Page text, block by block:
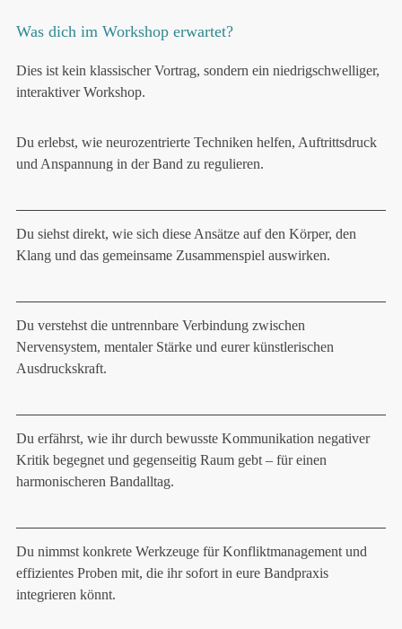
Was dich im Workshop erwartet?
Dies ist kein klassischer Vortrag, sondern ein niedrigschwelliger,
interaktiver Workshop.
Du erlebst, wie neurozentrierte Techniken helfen, Auftrittsdruck
und Anspannung in der Band zu regulieren.
Du siehst direkt, wie sich diese Ansätze auf den Körper, den
Klang und das gemeinsame Zusammenspiel auswirken.
Du verstehst die untrennbare Verbindung zwischen
Nervensystem, mentaler Stärke und eurer künstlerischen
Ausdruckskraft.
Du erfährst, wie ihr durch bewusste Kommunikation negativer
Kritik begegnet und gegenseitig Raum gebt – für einen
harmonischeren Bandalltag.
Du nimmst konkrete Werkzeuge für Konfliktmanagement und
effizientes Proben mit, die ihr sofort in eure Bandpraxis
integrieren könnt.